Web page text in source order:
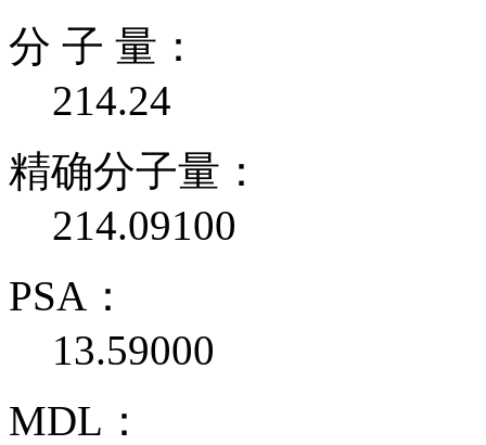
分 子 量：
214.24
精确分子量：
214.09100
PSA：
13.59000
MDL：